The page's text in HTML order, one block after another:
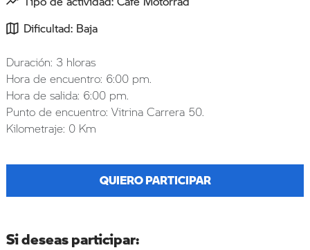
Dificultad: Baja
Duración: 3 hloras
Hora de encuentro: 6:00 pm.
Hora de salida: 6:00 pm.
Punto de encuentro: Vitrina Carrera 50.
Kilometraje: 0 Km
QUIERO PARTICIPAR
Si deseas participar: